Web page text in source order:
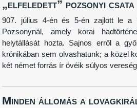
„elfeledett” pozsonyi csata
907. július 4-én és 5-én zajlott le a
Pozsonynál, amely korai
helytállását hozta. Sajnos erről a
krónikában sem olvashatunk; a közel
két német forrás ír övéik súlyos
Minden állomás a